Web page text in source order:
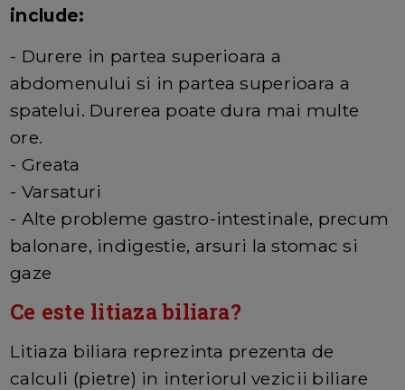
include:
- Durere in partea superioara a
abdomenului si in partea superioara a
spatelui. Durerea poate dura mai multe
ore.
- Greata
- Varsaturi
- Alte probleme gastro-intestinale, precum
balonare, indigestie, arsuri la stomac si
gaze
Ce este litiaza biliara?
Litiaza biliara reprezinta prezenta de
calculi (pietre) in interiorul vezicii biliare